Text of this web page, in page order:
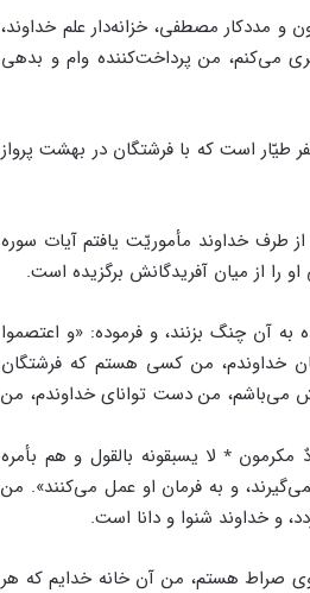
و مددکار مصطفی، خزانه‌دار علم خداوند،
می‌کنم، من پرداخت‌کننده‌ وام و بدهی
است که با فرشتگان در بهشت پرواز
خداوند مأموریّت یافتم آیات سوره
را از میان آفریدگانش برگزیده است.
آن چنگ بزنند، و فرموده: «و اعتصموا
درخشان خداوندم، من کسی هستم که فرشتگان
می‌باشم، من دست توانای خداوندم، من
٭ لا یسبقونه بالقول و هم بأمره
نمی‌گیرند، و به فرمان او عمل می‌کنند». من
و خداوند شنوا و دانا است.
صراط هستم، من آن خانه خدایم که هر